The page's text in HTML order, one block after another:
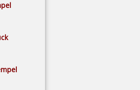
mit individueller Textplatte und